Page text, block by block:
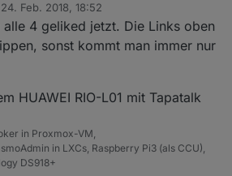
24. Feb. 2018, 18:52
von
4 geliked jetzt. Die Links oben
sonst kommt man immer nur
HUAWEI RIO-L01 mit Tapatalk
in Proxmox-VM,
in LXCs, Raspberry Pi3 (als CCU),
DS918+